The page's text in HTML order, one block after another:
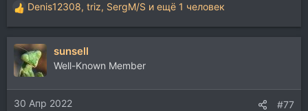
Р
е
а
к
ц
и
и
:
Denis12308, triz, SergM/S и ещё 1 человек
sunsell
Well-Known Member
30 Апр 2022 #77